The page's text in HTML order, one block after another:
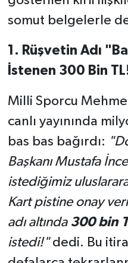
somut belgelerle
1. Rüşvetin Adı
İstenen 300 Bin
Milli Sporcu
canlı yayınında
bas bas bağırdı:
Başkanı Mustafa
istediğimiz
Kart pistine onay
adı altında 300 bin
istedi!"dedi. Bu